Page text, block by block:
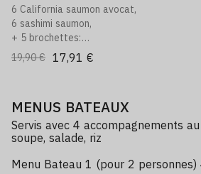
6 California saumon avocat,
6 sashimi saumon,
+ 5 brochettes:
1 poulet, 1 aile de poulet, 1 boeuf, 1
fromage
19,90 € 17,91 €
MENUS BATEAUX
Servis avec 4 accompagnements
soupe, salade, riz
Menu Bateau 1 (pour 2 personnes)